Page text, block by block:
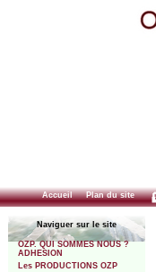
Accueil Plan du site
Naviguer sur le site
OZP. QUI SOMMES NOUS ?
ADHESION
Les PRODUCTIONS OZP